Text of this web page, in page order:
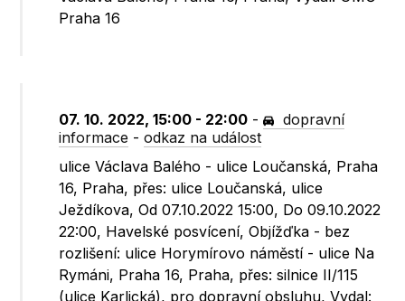
Praha 16
07. 10. 2022, 15:00 - 22:00 -
dopravní
informace -odkaz na událost
ulice Václava Balého - ulice Loučanská, Praha
16, Praha, přes: ulice Loučanská, ulice
Ježdíkova, Od 07.10.2022 15:00, Do 09.10.2022
22:00, Havelské posvícení, Objížďka - bez
rozlišení: ulice Horymírovo náměstí - ulice Na
Rymáni, Praha 16, Praha, přes: silnice II/115
(ulice Karlická), pro dopravní obsluhu, Vydal: